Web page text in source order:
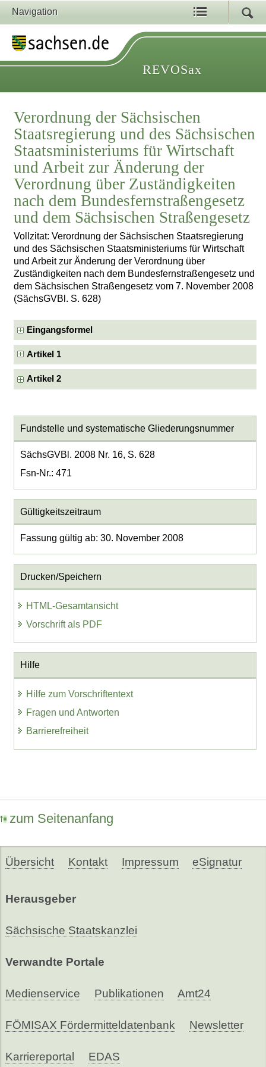
Navigation
REVOSax
Verordnung der Sächsischen
Staatsregierung und des Sächsischen
Staatsministeriums für Wirtschaft
und Arbeit zur Änderung der
Verordnung über Zuständigkeiten
nach dem Bundesfernstraßengesetz
und dem Sächsischen Straßengesetz
Vollzitat: Verordnung der Sächsischen Staatsregierung
und des Sächsischen Staatsministeriums für Wirtschaft
und Arbeit zur Änderung der Verordnung über
Zuständigkeiten nach dem Bundesfernstraßengesetz und
dem Sächsischen Straßengesetz vom 7. November 2008
(SächsGVBl. S. 628)
Eingangsformel
Artikel 1
Artikel 2
Fundstelle und systematische Gliederungsnummer
SächsGVBl. 2008 Nr. 16, S. 628
Fsn-Nr.: 471
Gültigkeitszeitraum
Fassung gültig ab: 30. November 2008
Drucken/Speichern
HTML-Gesamtansicht
Vorschrift als PDF
Hilfe
Hilfe zum Vorschriftentext
Fragen und Antworten
Barrierefreiheit
zum Seitenanfang
Übersicht Kontakt Impressum eSignatur
Herausgeber
Sächsische Staatskanzlei
Verwandte Portale
Medienservice Publikationen Amt24
FÖMISAX Fördermitteldatenbank Newsletter
Karriereportal EDAS